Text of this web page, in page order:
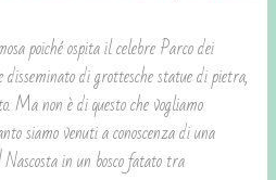
poiché ospita il celebre Parco dei
di grottesche statue di pietra,
Ma non è di questo che vogliamo
siamo venuti a conoscenza di una
in un bosco fatato tra